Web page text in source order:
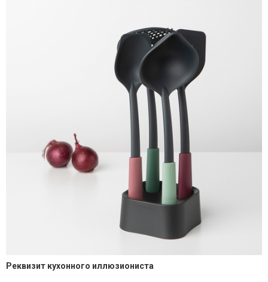
Реквизит кухонного иллюзиониста